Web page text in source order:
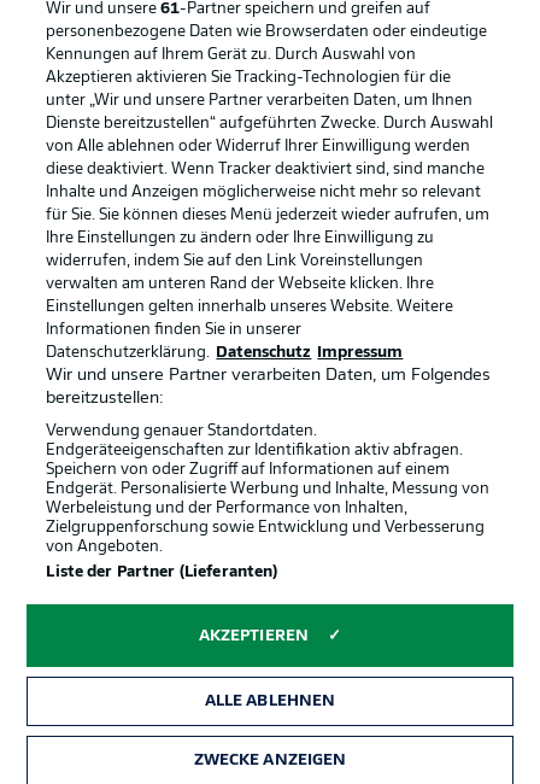
Rechtliche Hinweise Voreinstellungen verwalten
Datenschutz Nutzungsbedingungen
Broadcaster Kontakt
Jobs Impressum
Partner Spieler
Liveticker
© 2026 Bundesliga-Gruppe GmbH
Anzeige Modus
Wir und unsere61-Partner speichern und greifen auf
personenbezogene Daten wie Browserdaten oder eindeutige
Kennungen auf Ihrem Gerät zu. Durch Auswahl von
Akzeptieren aktivieren Sie Tracking-Technologien für die
unter „Wir und unsere Partner verarbeiten Daten, um Ihnen
Dienste bereitzustellen“ aufgeführten Zwecke. Durch Auswahl
von Alle ablehnen oder Widerruf Ihrer Einwilligung werden
diese deaktiviert. Wenn Tracker deaktiviert sind, sind manche
Inhalte und Anzeigen möglicherweise nicht mehr so relevant
für Sie. Sie können dieses Menü jederzeit wieder aufrufen, um
Ihre Einstellungen zu ändern oder Ihre Einwilligung zu
widerrufen, indem Sie auf den Link Voreinstellungen
verwalten am unteren Rand der Webseite klicken. Ihre
Einstellungen gelten innerhalb unseres Website. Weitere
Informationen finden Sie in unserer
Datenschutzerklärung.
Datenschutz Impressum
Wir und unsere Partner verarbeiten Daten, um Folgendes
bereitzustellen:
Verwendung genauer Standortdaten.
Endgeräteeigenschaften zur Identifikation aktiv abfragen.
Speichern von oder Zugriff auf Informationen auf einem
Endgerät. Personalisierte Werbung und Inhalte, Messung von
Werbeleistung und der Performance von Inhalten,
Zielgruppenforschung sowie Entwicklung und Verbesserung
von Angeboten.
Liste der Partner (Lieferanten)
AKZEPTIEREN
ALLE ABLEHNEN
ZWECKE ANZEIGEN